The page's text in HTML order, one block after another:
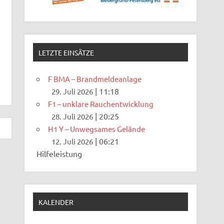
LETZTE EINSÄTZE
F BMA – Brandmeldeanlage
29. Juli 2026 | 11:18
F1 – unklare Rauchentwicklung
28. Juli 2026 | 20:25
H1 Y – Unwegsames Gelände
12. Juli 2026 |06:21
Hilfeleistung
KALENDER